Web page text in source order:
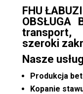
FHU
OBSŁUGA
szeroki
Nasze
Produkcja
Kopanie